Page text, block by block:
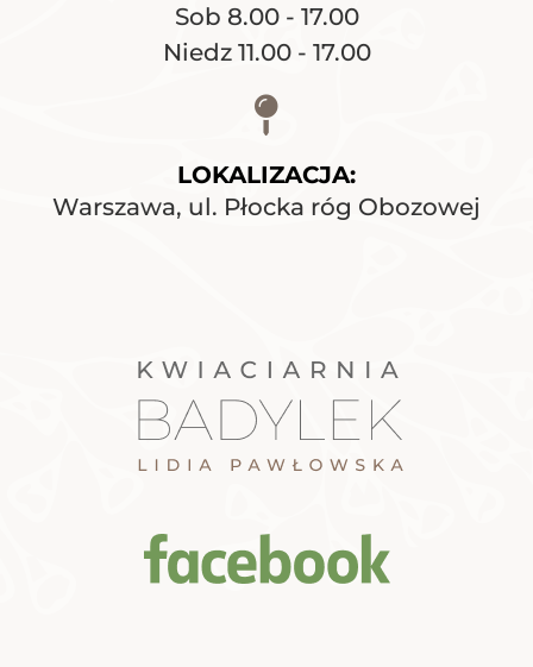
Sob 8.00 - 17.00
Niedz 11.00 - 17.00
LOKALIZACJA:
Warszawa, ul. Płocka róg Obozowej